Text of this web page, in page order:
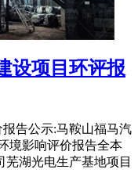
设项目环评报
告公示:马鞍山福马汽
境影响评价报告全本
湖光电生产基地项目